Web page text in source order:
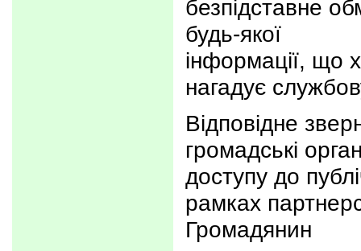
безпідставне
будь-якої
інформації, що
нагадує
Відповідне
громадські
доступу до
рамках
Громадянин